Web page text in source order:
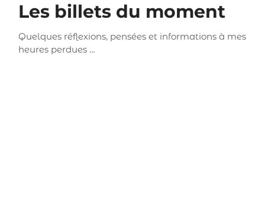
Les billets du moment
Quelques réflexions, pensées et informations à mes
heures perdues …